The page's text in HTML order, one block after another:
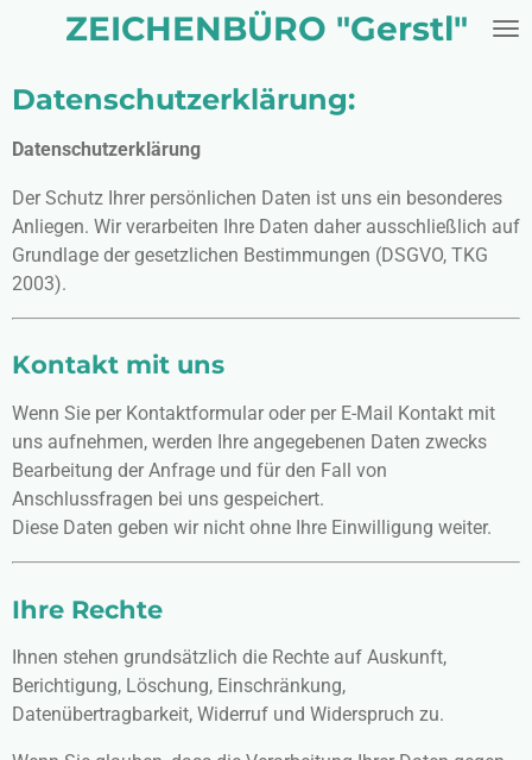
ZEICHENBÜRO "Gerstl"
Datenschutzerklärung:
Datenschutzerklärung
Der Schutz Ihrer persönlichen Daten ist uns ein besonderes
Anliegen. Wir verarbeiten Ihre Daten daher ausschließlich auf
Grundlage der gesetzlichen Bestimmungen (DSGVO, TKG
2003).
Kontakt mit uns
Wenn Sie per Kontaktformular oder per E-Mail Kontakt mit
uns aufnehmen, werden Ihre angegebenen Daten zwecks
Bearbeitung der Anfrage und für den Fall von
Anschlussfragen bei uns gespeichert.
Diese Daten geben wir nicht ohne Ihre Einwilligung weiter.
Ihre Rechte
Ihnen stehen grundsätzlich die Rechte auf Auskunft,
Berichtigung, Löschung, Einschränkung,
Datenübertragbarkeit, Widerruf und Widerspruch zu.